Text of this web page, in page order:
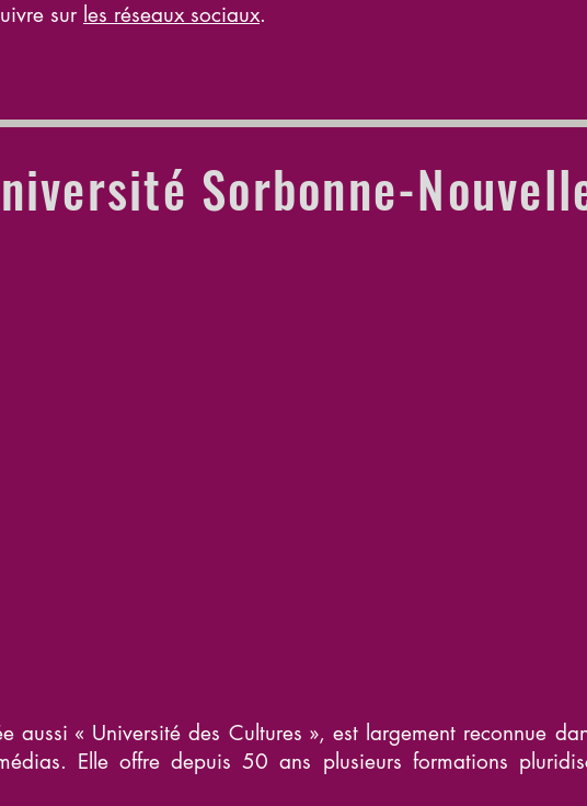
sur les réseaux sociaux.
Sorbonne-
aussi « Université des Cultures », est largement reconnue
Elle offre depuis 50 ans plusieurs formations